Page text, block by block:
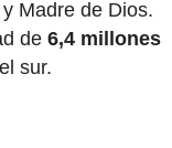
Madre de Dios.
de 6,4 millones
sur.